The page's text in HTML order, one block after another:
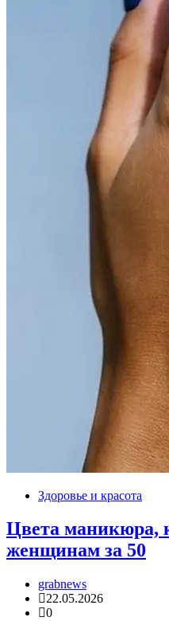
Здоровье и красота
Цвета маникюра,
женщинам за 50
grabnews
22.05.2026
0